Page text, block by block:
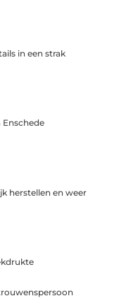
in een strak
Enschede
herstellen en weer